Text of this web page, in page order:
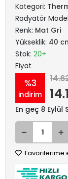
Kategori:
Radyatör
Renk: Mat Gri
Yükseklik: 40
Stok: 20+
Fiyat
%3
indirim
En geç 8 Eylül
Favorilerime